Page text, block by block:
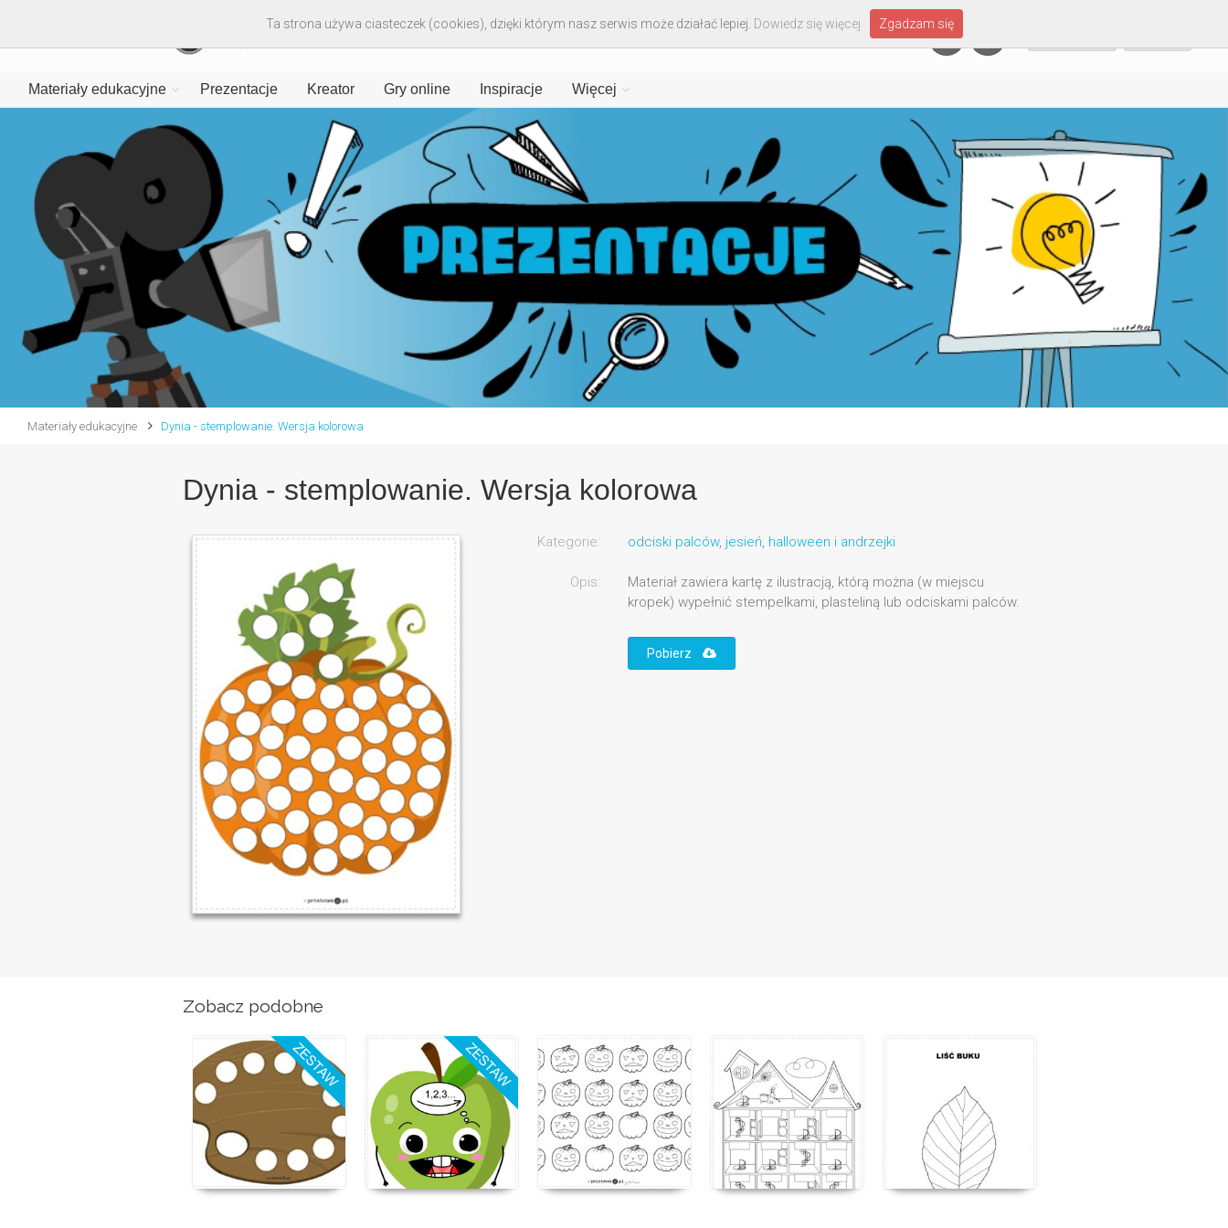
Materiały edukacyjne Prezentacje Kreator Gry online Inspiracje Więcej
Materiały edukacyjne Dynia - stemplowanie. Wersja kolorowa
Dynia - stemplowanie. Wersja kolorowa
Kategorie: odciski palców, jesień, halloween i andrzejki
Opis:
Materiał zawiera kartę z ilustracją, którą można (w miejscu
kropek) wypełnić stempelkami, plasteliną lub odciskami palców.
Pobierz
Zobacz podobne
Ta strona używa ciasteczek (cookies), dzięki którym nasz serwis może działać lepiej. Dowiedz się więcej Zgadzam się